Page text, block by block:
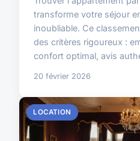
transforme votre séjour
inoubliable. Ce
des critères rigoureux :
confort optimal, avis
20 février 2026
LOCATION